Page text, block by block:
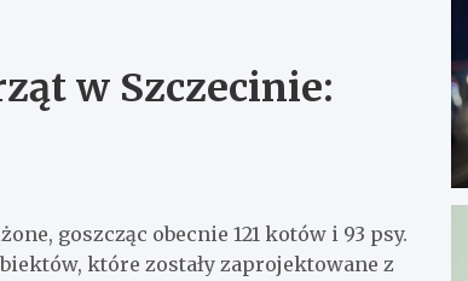
w Szczecinie:
goszcząc obecnie 121 kotów i 93 psy.
które zostały zaprojektowane z